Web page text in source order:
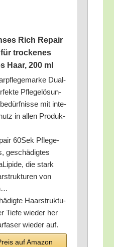
Rich Repair
tro­cke­nes
Haar, 200 ml
Dual­
Pfle­ge­lö­sun­
mit inte­
in allen Pro­duk­
60Sek Pfle­ge­
geschä­dig­tes
die stark
von
Haar­struk­tu­
Tie­fe wie­der her
wie­der auf.
auf Ama­zon